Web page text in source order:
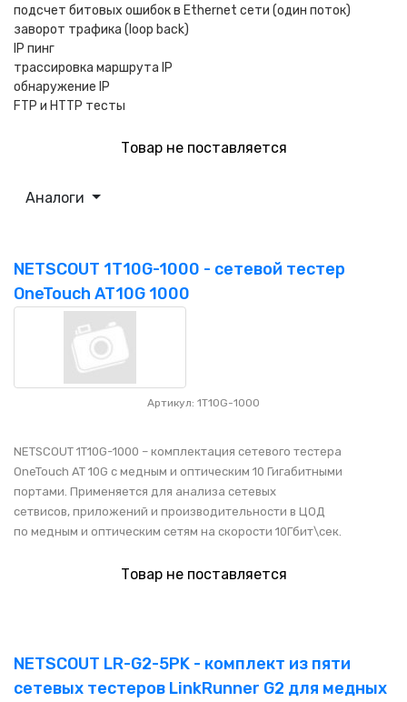
подсчет битовых ошибок в Ethernet сети (один поток)
заворот трафика (loop back)
IP пинг
трассировка маршрута IP
обнаружение IP
FTP и HTTP тесты
Товар не поставляется
Аналоги
NETSCOUT 1T10G-1000 - сетевой тестер
OneTouch AT10G 1000
Артикул: 1T10G-1000
NETSCOUT 1T10G-1000 – комплектация сетевого тестера
OneTouch AT 10G с медным и оптическим 10 Гигабитными
портами. Применяется для анализа сетевых
сетвисов, приложений и производительности в ЦОД
по медным и оптическим сетям на скорости 10Гбит\сек.
Товар не поставляется
NETSCOUT LR-G2-5PK - комплект из пяти
сетевых тестеров LinkRunner G2 для медных